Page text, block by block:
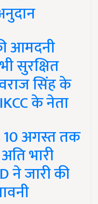
आमदनी
सुरक्षित
सिंह के
के नेता
अगस्त तक
भारी
ने जारी की